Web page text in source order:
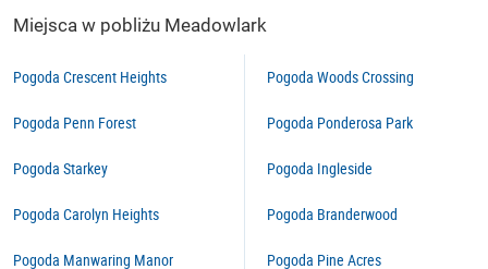
Miejsca w pobliżu Meadowlark
Pogoda Crescent Heights
Pogoda Penn Forest
Pogoda Starkey
Pogoda Carolyn Heights
Pogoda Manwaring Manor
Pogoda Woods Crossing
Pogoda Ponderosa Park
Pogoda Ingleside
Pogoda Branderwood
Pogoda Pine Acres